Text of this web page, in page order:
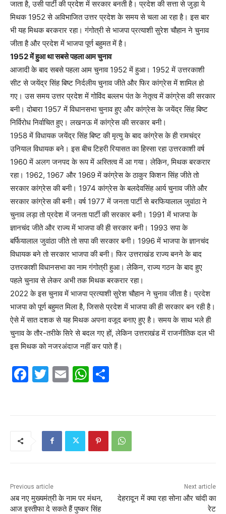
जाता है, उसी पार्टी की प्रदेश में सरकार बनती है। प्रदेश की सत्ता से जुड़ा ये
मिथक 1952 से अविभाजित उत्तर प्रदेश के समय से चला आ रहा है। इस बार
भी यह मिथक बरकरार रहा। गंगोत्री से भाजपा प्रत्याशी सुरेश चौहान ने चुनाव
जीता है और प्रदेश में भाजपा पूर्ण बहुमत में है।
1952 में हुआ था सबसे पहला आम चुनाव
आजादी के बाद सबसे पहला आम चुनाव 1952 में हुआ। 1952 में उत्तरकाशी
सीट से जयेंद्र सिंह बिष्ट निर्दलीय चुनाव जीते और फिर कांग्रेस में शामिल हो
गए। उस समय उत्तर प्रदेश में गोविंद बल्लभ पंत के नेतृत्व में कांग्रेस की सरकार
बनी। दोबारा 1957 में विधानसभा चुनाव हुए और कांग्रेस के जयेंद्र सिंह बिष्ट
निर्विरोध निर्वाचित हुए। लखनऊ में कांग्रेस की सरकार बनी।
1958 में विधायक जयेंद्र सिंह बिष्ट की मृत्यु के बाद कांग्रेस के ही रामचंद्र
उनियाल विधायक बने। इस बीच टिहरी रियासत का हिस्सा रहा उत्तरकाशी वर्ष
1960 में अलग जनपद के रूप में अस्तित्व में आ गया। लेकिन, मिथक बरकरार
रहा। 1962, 1967 और 1969 में कांग्रेस के ठाकुर किशन सिंह जीते तो
सरकार कांग्रेस की बनी। 1974 कांग्रेस के बलदेवसिंह आर्य चुनाव जीते और
सरकार कांग्रेस की बनी। वर्ष 1977 में जनता पार्टी से बरफियालाल जुवांठा ने
चुनाव लड़ा तो प्रदेश में जनता पार्टी की सरकार बनी। 1991 में भाजपा के
ज्ञानचंद जीते और राज्य में भाजपा की ही सरकार बनी। 1993 सपा के
बर्फियालाल जुवांठा जीते तो सपा की सरकार बनी। 1996 में भाजपा के ज्ञानचंद
विधायक बने तो सरकार भाजपा की बनी। फिर उत्तराखंड राज्य बनने के बाद
उत्तरकाशी विधानसभा का नाम गंगोत्री हुआ। लेकिन, राज्य गठन के बाद हुए
पहले चुनाव से लेकर अभी तक मिथक बरकरार रहा।
2022 के इस चुनाव में भाजपा प्रत्याशी सुरेश चौहान ने चुनाव जीता है। प्रदेश
भाजपा को पूर्ण बहुमत मिला है, जिससे प्रदेश में भाजपा की ही सरकार बन रही है।
ऐसे में सात दशक से यह मिथक अपना वजूद बनाए हुए है। समय के साथ भले ही
चुनाव के तौर-तरीके सिरे से बदल गए हों, लेकिन उत्तराखंड में राजनीतिक दल भी
इस मिथक को नजरअंदाज नहीं कर पाते हैं।
F
k
T
E
W
A
p
Previous article
अब नए मुख्यमंत्री के नाम पर मंथन,
आज इस्‍तीफा दे सकते हैं पुष्‍कर सिंह
Next article
देहरादून में क्या रहा सोना और चांदी का
रेट